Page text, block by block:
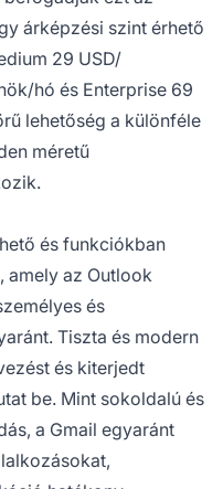
árképzési szint érhető
29 USD/
hó és Enterprise 69
lehetőség a különféle
méretű
és funkciókban
amely az Outlook
és
Tiszta és modern
és kiterjedt
be. Mint sokoldalú és
a Gmail egyaránt